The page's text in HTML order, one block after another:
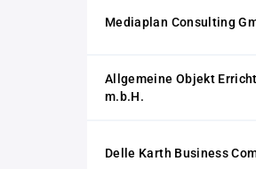
Mediaplan Consulting
Allgemeine Objekt
m.b.H.
Delle Karth Business